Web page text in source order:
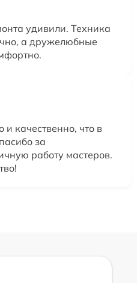
удивили. Техника
а дружелюбные
качественно, что в
за
работу мастеров.